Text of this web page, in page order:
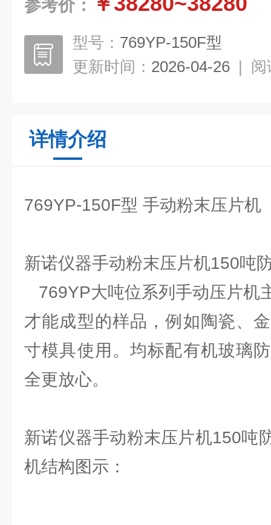
参考价：
型号： 769YP-150F型
更新时间： 2026-04-26 | 阅
详情介绍
769YP-150F型 手动粉末压片机
新诺仪器手动粉末压片机150吨
769YP大吨位系列手动压片机
才能成型的样品，例如陶瓷、
寸模具使用。均标配有机玻璃
全更放心。
新诺仪器手动粉末压片机150吨
机结构图示：